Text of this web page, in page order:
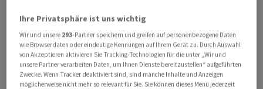
Ihre Privatsphäre ist uns wichtig
Wir und unsere 293-Partner speichern und greifen auf personenbezogene Daten
wie Browserdaten oder eindeutige Kennungen auf Ihrem Gerät zu. Durch Auswahl
von Akzeptieren aktivieren Sie Tracking-Technologien für die unter „Wir und
unsere Partner verarbeiten Daten, um Ihnen Dienste bereitzustellen“ aufgeführten
Zwecke. Wenn Tracker deaktiviert sind, sind manche Inhalte und Anzeigen
möglicherweise nicht mehr so relevant für Sie. Sie können dieses Menü jederzeit